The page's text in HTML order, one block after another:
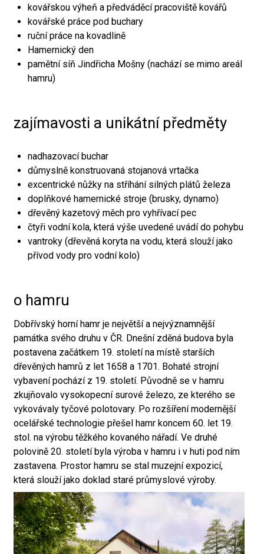
kovářskou výheň a předváděcí pracoviště kovářů
kovářské práce pod buchary
ruční práce na kovadlině
Hamernický den
pamětní síň Jindřicha Mošny (nachází se mimo areál
hamru)
zajímavosti a unikátní předměty
nadhazovací buchar
důmyslně konstruovaná stojanová vrtačka
excentrické nůžky na stříhání silných plátů železa
doplňkové hamernické stroje (brusky, dynamo)
dřevěný kazetový měch pro vyhřívací pec
čtyři vodní kola, která výše uvedené uvádí do pohybu
vantroky (dřevěná koryta na vodu, která slouží jako
přívod vody pro vodní kolo)
o hamru
Dobřívský horní hamr je největší a nejvýznamnější
památka svého druhu v ČR. Dnešní zděná budova byla
postavena začátkem 19. století na místě starších
dřevěných hamrů z let 1658 a 1701. Bohaté strojní
vybavení pochází z 19. století. Původně se v hamru
zkujňovalo vysokopecní surové železo, ze kterého se
vykovávaly tyčové polotovary. Po rozšíření modernější
ocelářské technologie přešel hamr koncem 60. let 19.
stol. na výrobu těžkého kovaného nářadí. Ve druhé
polovině 20. století byla výroba v hamru i v huti pod ním
zastavena. Prostor hamru se stal muzejní expozicí,
která slouží jako doklad staré průmyslové výroby.